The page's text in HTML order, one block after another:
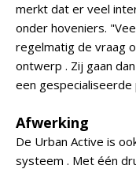
merkt dat er veel
onder hoveniers.
regelmatig de vraag
ontwerp . Zij gaan
een gespecialiseerde
Afwerking
De Urban Active is
systeem . Met één